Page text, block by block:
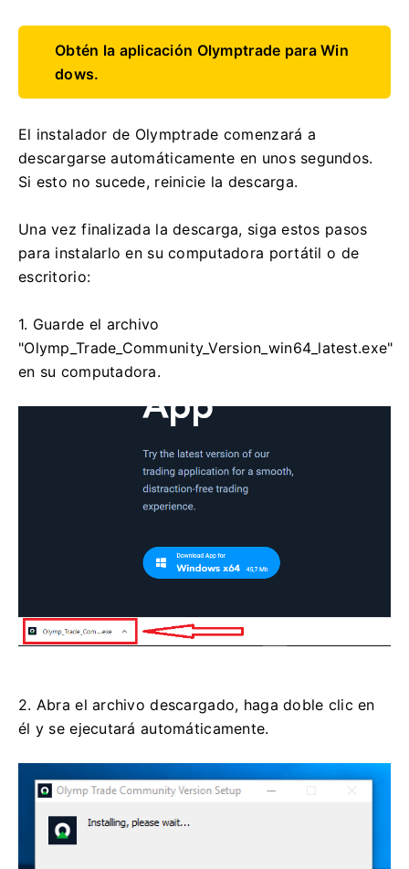
Obtén la aplicación Olymptrade para Win
dows.
El instalador de Olymptrade comenzará a
descargarse automáticamente en unos segundos.
Si esto no sucede, reinicie la descarga.
Una vez finalizada la descarga, siga estos pasos
para instalarlo en su computadora portátil o de
escritorio:
1. Guarde el archivo
"Olymp_Trade_Community_Version_win64_latest.exe"
en su computadora.
2. Abra el archivo descargado, haga doble clic en
él y se ejecutará automáticamente.